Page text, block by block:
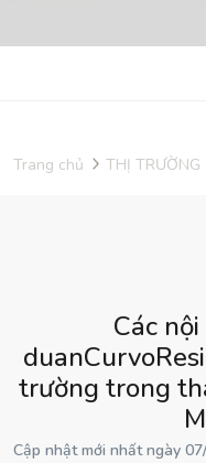
Trang chủ THỊ TRƯỜNG
Các
trường trong
Cập nhật mới nhất ngày